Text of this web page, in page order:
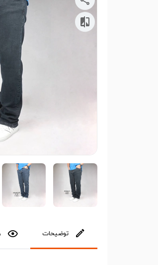
توضیحات